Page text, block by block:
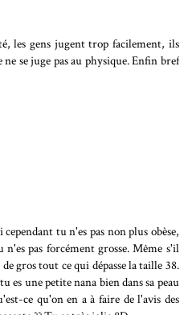
les gens jugent trop facilement, ils
se juge pas au physique. Enfin bref
tu n'es pas non plus obèse,
pas forcément grosse. Même s'il
gros tout ce qui dépasse la taille 38.
es une petite nana bien dans sa peau
ce qu'on en a à faire de l'avis des